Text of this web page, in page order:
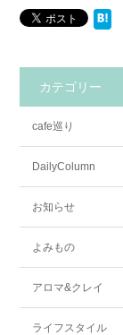
カテゴリー
cafe巡り
DailyColumn
お知らせ
よみもの
アロマ&クレイ
ライフスタイル